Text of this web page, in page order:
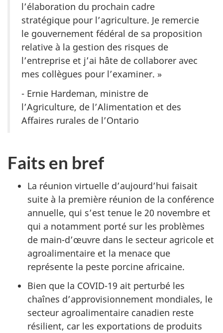
l’élaboration du prochain cadre
stratégique pour l’agriculture. Je remercie
le gouvernement fédéral de sa proposition
relative à la gestion des risques de
l’entreprise et j’ai hâte de collaborer avec
mes collègues pour l’examiner. »
- Ernie Hardeman, ministre de
l’Agriculture, de l’Alimentation et des
Affaires rurales de l’Ontario
Faits en bref
La réunion virtuelle d’aujourd’hui faisait
suite à la première réunion de la conférence
annuelle, qui s’est tenue le 20 novembre et
qui a notamment porté sur les problèmes
de main-d’œuvre dans le secteur agricole et
agroalimentaire et la menace que
représente la peste porcine africaine.
Bien que la COVID-19 ait perturbé les
chaînes d’approvisionnement mondiales, le
secteur agroalimentaire canadien reste
résilient, car les exportations de produits